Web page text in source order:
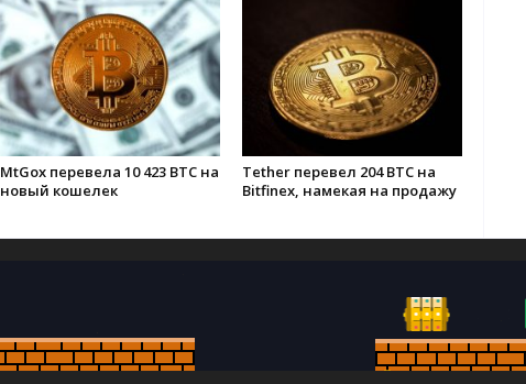
MtGox перевела 10 423 BTC на
новый кошелек
Tether перевел 204 BTC на
Bitfinex, намекая на продажу